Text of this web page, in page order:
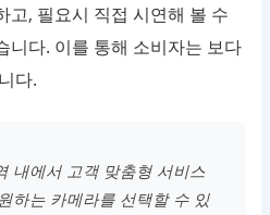
고, 필요시 직접 시연해 볼 수
니다. 이를 통해 소비자는 보다
다.
내에서 고객 맞춤형 서비스
하는 카메라를 선택할 수 있